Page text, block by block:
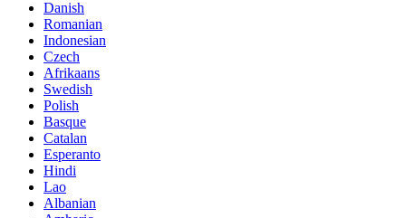
Danish
Romanian
Indonesian
Czech
Afrikaans
Swedish
Polish
Basque
Catalan
Esperanto
Hindi
Lao
Albanian